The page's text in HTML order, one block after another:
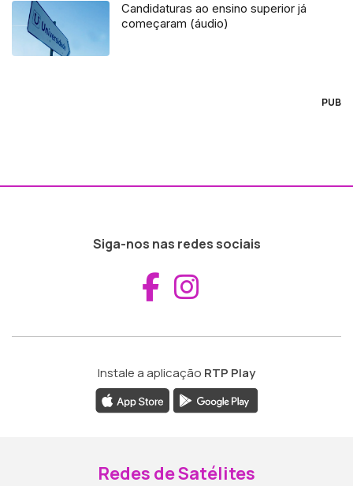
Candidaturas ao ensino superior já
começaram (áudio)
PUB
Siga-nos nas redes sociais
Aceder ao
Instale a aplicação RTP Play
Redes de Satélites